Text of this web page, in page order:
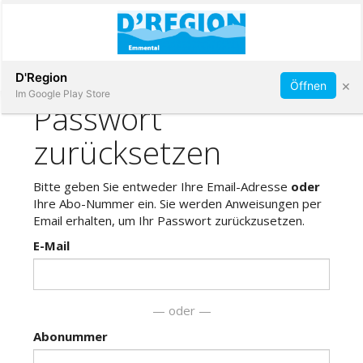
Immobilien
Veranstaltungen
Stellen
Abonnieren
D'Region
Im Google Play Store
Öffnen ×